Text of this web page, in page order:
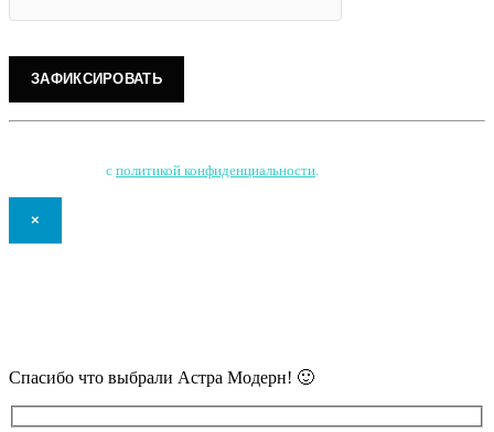
с политикой конфиденциальности.
×
Спасибо что выбрали Астра Модерн! 🙂